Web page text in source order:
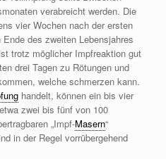
verabreicht werden. Die
vier Wochen nach der ersten
des zweiten Lebensjahres
trotz möglicher Impfreaktion gut
drei Tagen zu Rötungen und
welche schmerzen kann.
handelt, können ein bis vier
zwei bis fünf von 100
„Impf-Masern“
in der Regel vorrübergehend